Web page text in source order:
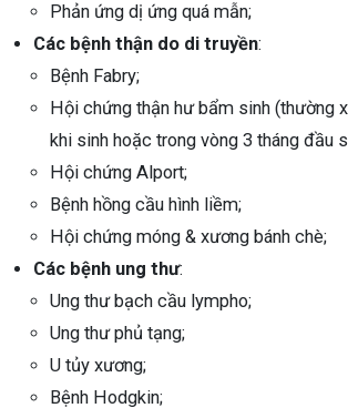
Phản ứng dị ứng quá mẫn;
Các bệnh thận do di truyền:
Bệnh Fabry;
Hội chứng thận hư bẩm sinh (thường
khi sinh hoặc trong vòng 3 tháng đầu
Hội chứng Alport;
Bệnh hồng cầu hình liềm;
Hội chứng móng & xương bánh chè;
Các bệnh ung thư:
Ung thư bạch cầu lympho;
Ung thư phủ tạng;
U tủy xương;
Bệnh Hodgkin;